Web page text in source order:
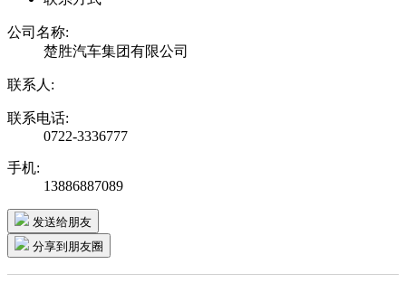
公司名称:
楚胜汽车集团有限公司
联系人:
联系电话:
0722-3336777
手机:
13886887089
发送给朋友
分享到朋友圈